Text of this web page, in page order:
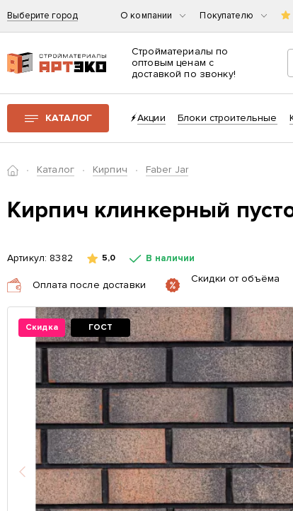
Выберите город О компании Покупателю
Интернет-магазин строительных материалов «АРТЭКО»
Стройматериалы по
оптовым ценам с
доставкой по звонку!
КАТАЛОГ Акции Блоки строительные
ГлавнаяКаталог Кирпич Faber Jar
Кирпич клинкерный
Артикул: 8382 5,0 В наличии
Оплата после доставки
Скидки от объёма
Назад
Скидка ГОСТ